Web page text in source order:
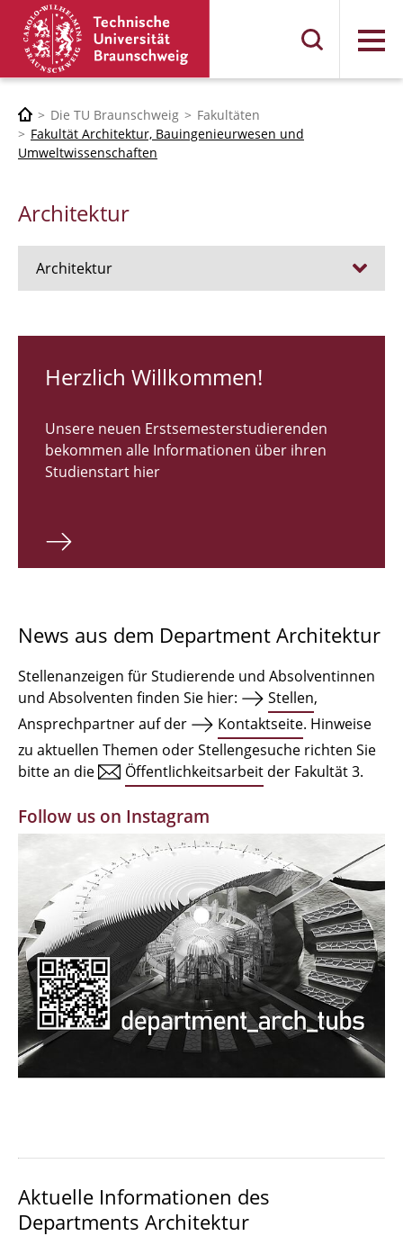
Menü
Die TU Braunschweig
Fakultäten
Fakultät Architektur, Bauingenieurwesen und
Umweltwissenschaften
Architektur
Architektur
RUNDGANG 26
Bachelor Architektur
Master Architektur
Qualifikationsprofil
Institute
Einrichtungen
Zeichensäle
MBW | Modellbauwerkstatt
Alumni | cloud club
Dokumente und Downloads
Herzlich Willkommen!
Unsere neuen Erstsemesterstudierenden
bekommen alle Informationen über ihren
Studienstart hier
News aus dem Department Architektur
Stellenanzeigen für Studierende und Absolventinnen
und Absolventen finden Sie hier:
Stellen,
Ansprechpartner auf der
Kontaktseite. Hinweise
zu aktuellen Themen oder Stellengesuche richten Sie
bitte an die
Öffentlichkeitsarbeit der Fakultät 3.
Follow us on Instagram
Aktuelle Informationen des
Departments Architektur